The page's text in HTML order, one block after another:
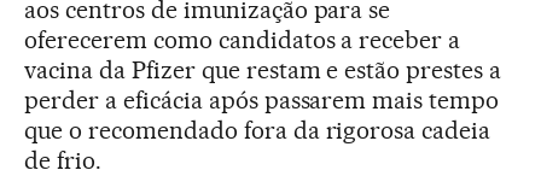
aos centros de imunização para se
oferecerem como candidatos a receber a
vacina da Pfizer que restam e estão prestes a
perder a eficácia após passarem mais tempo
que o recomendado fora da rigorosa cadeia
de frio.